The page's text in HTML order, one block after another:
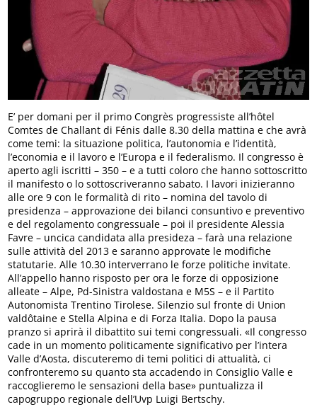
E’ per domani per il primo Congrès progressiste all’hôtel
Comtes de Challant di Fénis dalle 8.30 della mattina e che avrà
come temi: la situazione politica, l’autonomia e l’identità,
l’economia e il lavoro e l’Europa e il federalismo. Il congresso è
aperto agli iscritti – 350 – e a tutti coloro che hanno sottoscritto
il manifesto o lo sottoscriveranno sabato. I lavori inizieranno
alle ore 9 con le formalità di rito – nomina del tavolo di
presidenza – approvazione dei bilanci consuntivo e preventivo
e del regolamento congressuale – poi il presidente Alessia
Favre – uncica candidata alla presideza – farà una relazione
sulle attività del 2013 e saranno approvate le modifiche
statutarie. Alle 10.30 interverrano le forze politiche invitate.
All’appello hanno risposto per ora le forze di opposizione
alleate – Alpe, Pd-Sinistra valdostana e M5S – e il Partito
Autonomista Trentino Tirolese. Silenzio sul fronte di Union
valdôtaine e Stella Alpina e di Forza Italia. Dopo la pausa
pranzo si aprirà il dibattito sui temi congressuali. «Il congresso
cade in un momento politicamente significativo per l’intera
Valle d’Aosta, discuteremo di temi politici di attualità, ci
confronteremo su quanto sta accadendo in Consiglio Valle e
raccoglieremo le sensazioni della base» puntualizza il
capogruppo regionale dell’Uvp Luigi Bertschy.